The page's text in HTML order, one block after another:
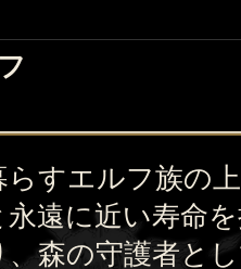
すエルフ族の
遠に近い寿命
森の守護者と